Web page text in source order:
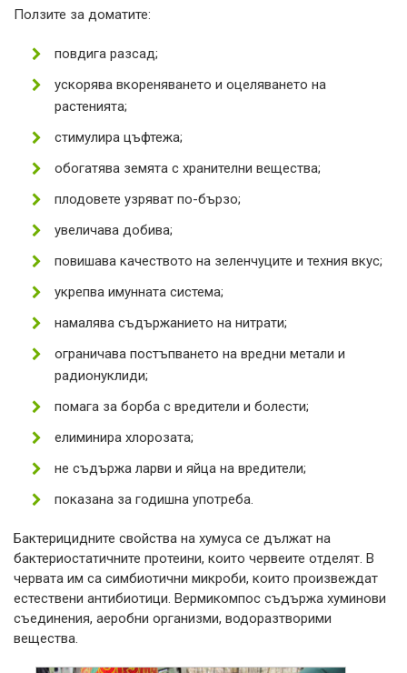
Ползите за доматите:
повдига разсад;
ускорява вкореняването и оцеляването на
растенията;
стимулира цъфтежа;
обогатява земята с хранителни вещества;
плодовете узряват по-бързо;
увеличава добива;
повишава качеството на зеленчуците и техния вкус;
укрепва имунната система;
намалява съдържанието на нитрати;
ограничава постъпването на вредни метали и
радионуклиди;
помага за борба с вредители и болести;
елиминира хлорозата;
не съдържа ларви и яйца на вредители;
показана за годишна употреба.
Бактерицидните свойства на хумуса се дължат на
бактериостатичните протеини, които червеите отделят. В
червата им са симбиотични микроби, които произвеждат
естествени антибиотици. Вермикомпос съдържа хуминови
съединения, аеробни организми, водоразтворими
вещества.